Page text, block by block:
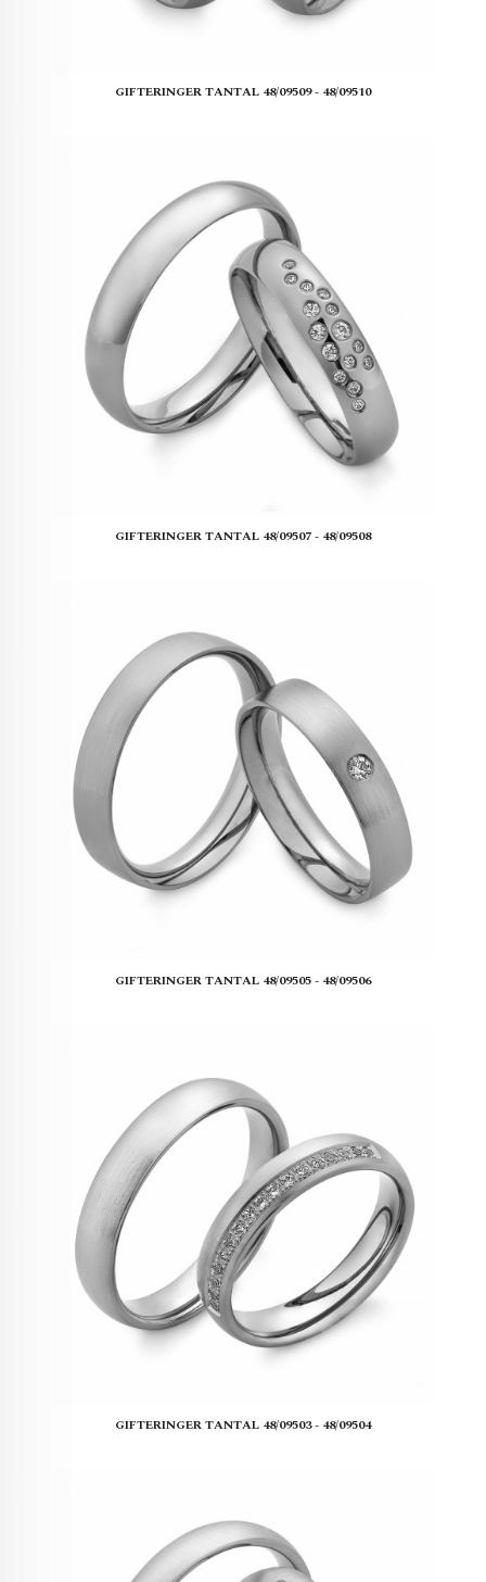
GIFTERINGER TANTAL 48/09509 - 48/09510
GIFTERINGER TANTAL 48/09507 - 48/09508
GIFTERINGER TANTAL 48/09505 - 48/09506
GIFTERINGER TANTAL 48/09503 - 48/09504